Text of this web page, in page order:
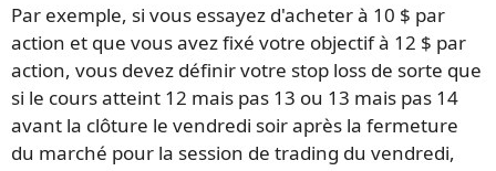
Par exemple, si vous essayez d'acheter à 10 $ par
action et que vous avez fixé votre objectif à 12 $ par
action, vous devez définir votre stop loss de sorte que
si le cours atteint 12 mais pas 13 ou 13 mais pas 14
avant la clôture le vendredi soir après la fermeture
du marché pour la session de trading du vendredi,